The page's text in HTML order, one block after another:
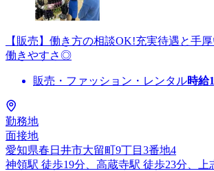
【販売】働き方の相談OK!充実待遇と手
働きやすさ◎
販売・ファッション・レンタル時給
勤務地
面接地
愛知県春日井市大留町9丁目3番地4
神領駅 徒歩19分、高蔵寺駅 徒歩23分、上